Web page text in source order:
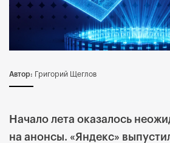
Автор: Григорий Щеглов
Начало лета оказалось
на анонсы. «Яндекс»